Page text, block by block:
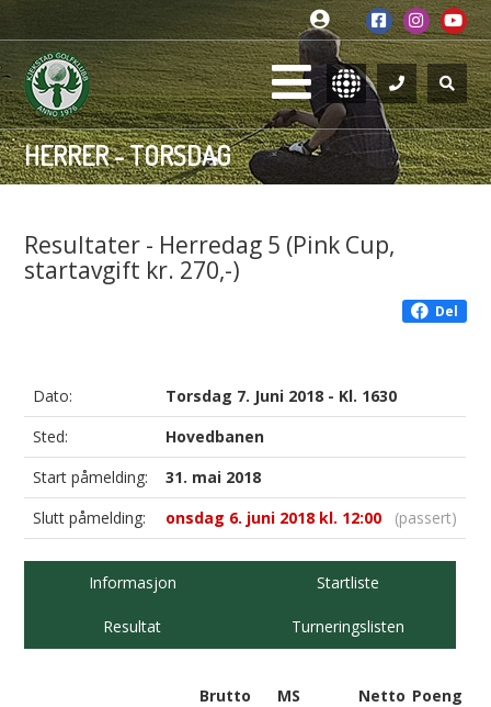
HERRER - TORSDAG
Resultater - Herredag 5 (Pink Cup,
startavgift kr. 270,-)
Del
Dato:
Torsdag 7. Juni 2018 - Kl. 1630
Sted:
Hovedbanen
Start påmelding:
31. mai 2018
Slutt påmelding:
onsdag 6. juni 2018 kl. 12:00 (passert)
Informasjon Startliste
Resultat Turneringslisten
Brutto MS Netto Poeng